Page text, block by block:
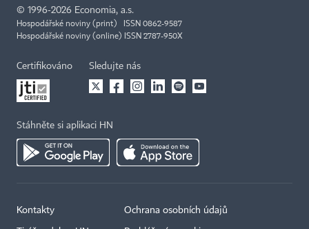
© 1996-2026 Economia, a.s.
Hospodářské noviny (print) ISSN 0862-9587
Hospodářské noviny (online) ISSN 2787-950X
Certifikováno Sledujte nás
Stáhněte si aplikaci HN
Kontakty Ochrana osobních údajů